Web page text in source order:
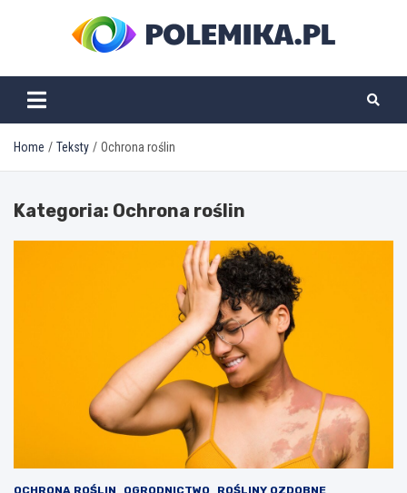
polemika.pl
Home Teksty Ochrona roślin
Kategoria: Ochrona roślin
OCHRONA ROŚLIN OGRODNICTWO
ROŚLINY OZDOBNE